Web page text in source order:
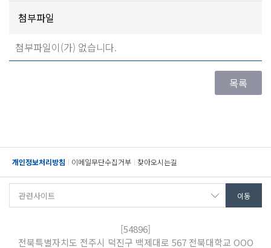
첨부파일
첨부파일이(가) 없습니다.
개인정보처리방침 이메일무단수집거부 찾아오시는길
[54896]
전북특별자치도 전주시 덕진구 백제대로 567 전북대학교 OOO